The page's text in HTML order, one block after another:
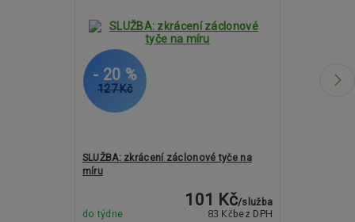
127 Kč
- 20 %
SLUŽBA: zkrácení záclonové tyče na
míru
101 Kč/služba
83 Kč bez DPH
do týdne
2 390 Kč
- 7 %